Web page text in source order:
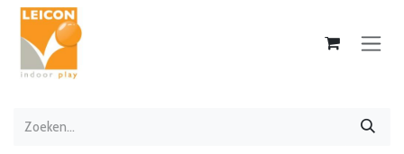
Overslaan naar inhoud